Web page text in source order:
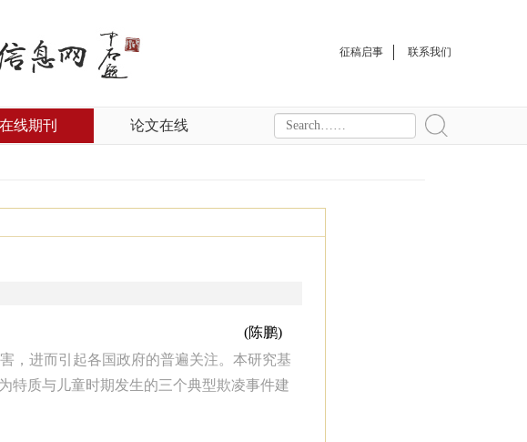
征稿启事 联系我们
在线期刊 论文在线
(陈鹏)
，进而引起各国政府的普遍关注。本研究基
特质与儿童时期发生的三个典型欺凌事件建